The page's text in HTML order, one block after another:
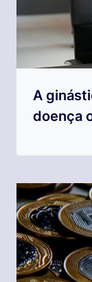
A
doença